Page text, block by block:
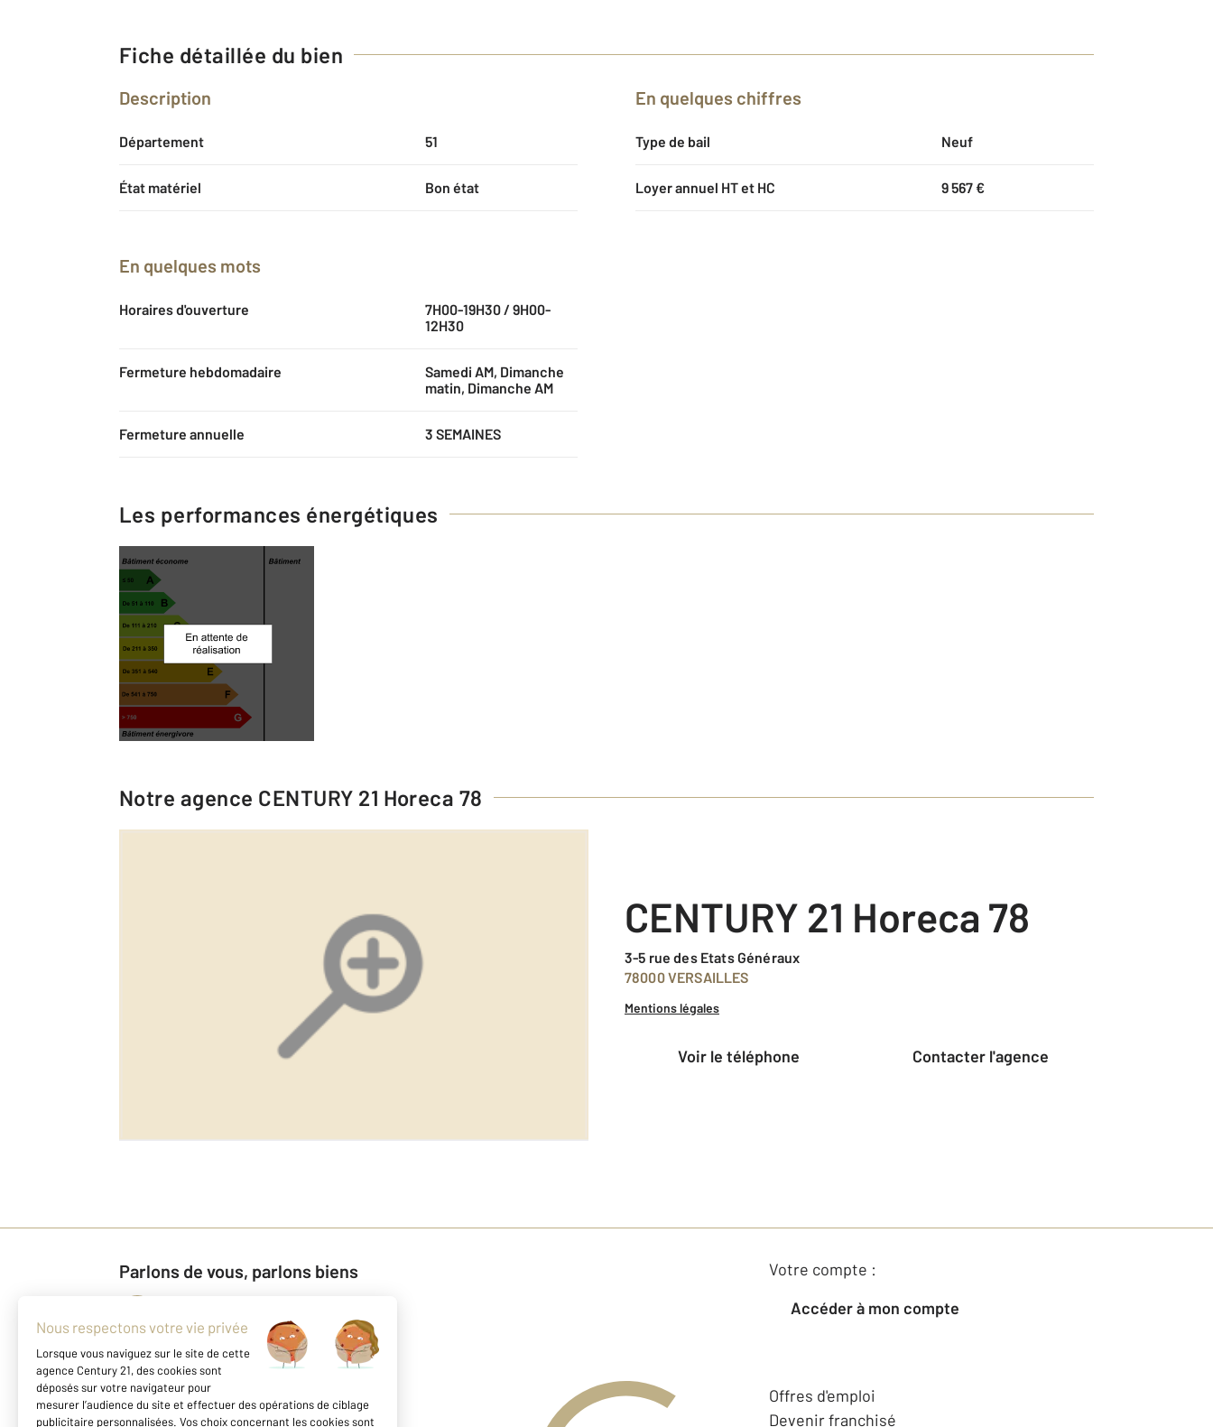
Fiche détaillée du bien
Description
Département 51
État matériel Bon état
En quelques chiffres
Type de bail Neuf
Loyer annuel HT et HC 9 567 €
En quelques mots
Horaires d'ouverture
7H00-19H30 / 9H00-
12H30
Fermeture hebdomadaire
Samedi AM, Dimanche
matin, Dimanche AM
Fermeture annuelle 3 SEMAINES
Les performances énergétiques
Notre agence CENTURY 21 Horeca 78
CENTURY 21 Horeca 78
3-5 rue des Etats Généraux
78000 VERSAILLES
Mentions légales
voir le téléphone Contacter l'agence
Parlons de vous, parlons biens
Votre compte :
Accéder à mon compte
Offres d'emploi
Devenir franchisé